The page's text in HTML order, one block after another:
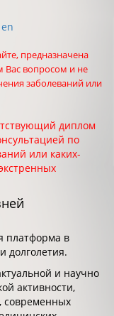
Share
en
предназначена
Вас вопросом и не
заболеваний или
диплом
по
или каких-
платформа в
долголетия.
и научно
активности,
современных